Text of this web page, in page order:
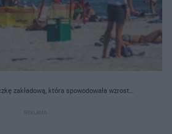
zakładową, która spowodowała wzrost